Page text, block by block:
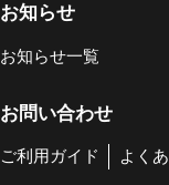
お知らせ
お知らせ一覧
お問い合わせ
ご利用ガイド よく